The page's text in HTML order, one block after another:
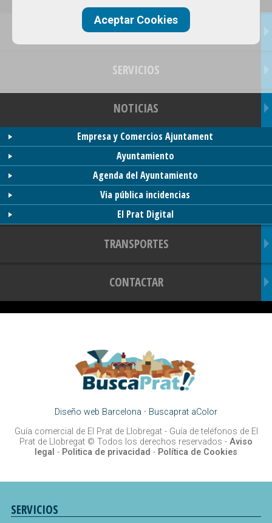
OFERTAS
SERVICIOS
NOTICIAS
Empresa y Comercios Ajuntament
Ayuntamiento
Agenda del Ayuntamiento
Via pública incidencias
El Prat Digital
TRANSPORTES
CONTACTAR
Diseño web Barcelona · Buscaprat aColor
Guía comercial de El Prat de Llobregat - Guía de teléfonos de El
Prat de Llobregat © Todos los derechos reservados - Aviso
legal - Politica de privacidad - Política de Cookies
SERVICIOS
Aceptar Cookies